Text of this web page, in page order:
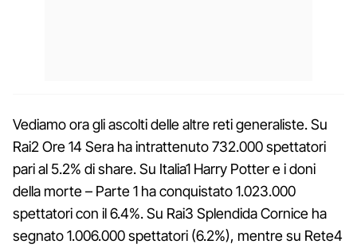
Vediamo ora gli ascolti delle altre reti generaliste. Su
Rai2 Ore 14 Sera ha intrattenuto 732.000 spettatori
pari al 5.2% di share. Su Italia1 Harry Potter e i doni
della morte – Parte 1 ha conquistato 1.023.000
spettatori con il 6.4%. Su Rai3 Splendida Cornice ha
segnato 1.006.000 spettatori (6.2%), mentre su Rete4